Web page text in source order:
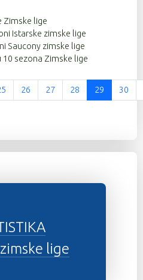
Zimske lige
Istarske zimske lige
Saucony zimske lige
10 sezona Zimske lige
Stranica 29 od 37
26 27 28 29 30
lige